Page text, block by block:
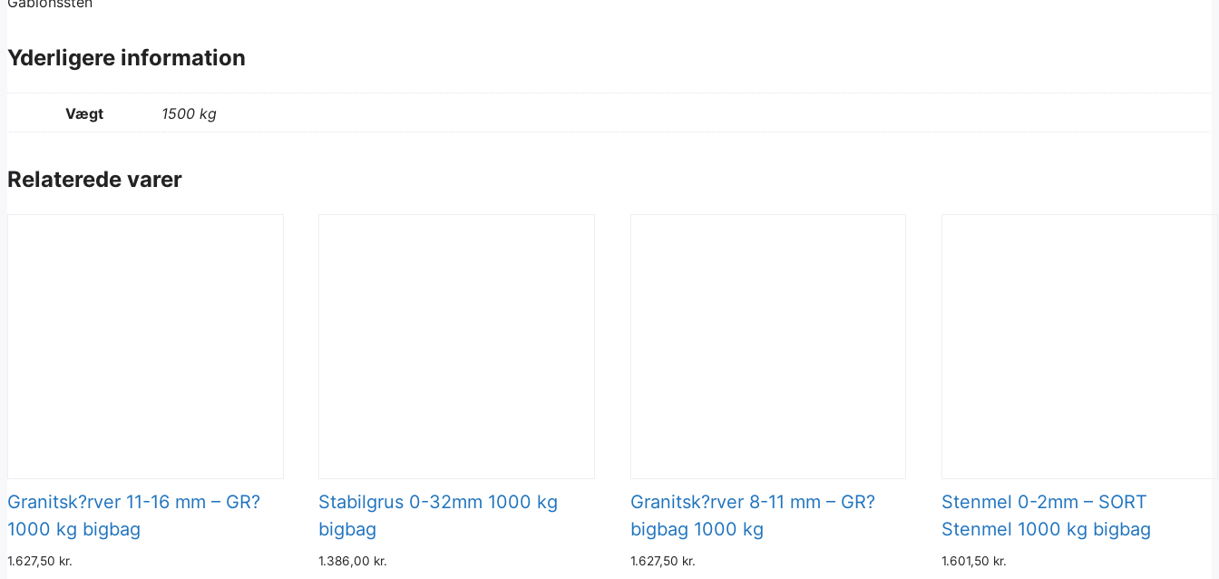
Yderligere information
Vægt 1500 kg
Relaterede varer
Granitsk?rver 11-16 mm – GR?
1000 kg bigbag
1.627,50 kr.
Stabilgrus 0-32mm 1000 kg
bigbag
1.386,00 kr.
Granitsk?rver 8-11 mm – GR?
bigbag 1000 kg
1.627,50 kr.
Stenmel 0-2mm – SORT
Stenmel 1000 kg bigbag
1.601,50 kr.